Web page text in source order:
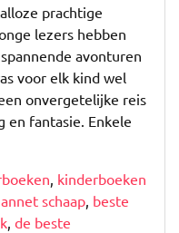
prachtige
lezers hebben
avonturen
voor elk kind wel
onvergetelijke reis
en fantasie. Enkele
kinderboeken
annet schaap beste
de beste